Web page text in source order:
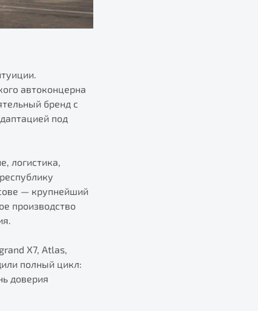
автоконцерна
бренд с
под
логистика,
— крупнейший
производство
X7, Atlas,
полный цикл:
доверия